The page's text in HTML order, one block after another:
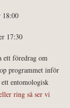
18:00
17:30
föredrag om
programmet inför
entomologisk
ring så ser vi